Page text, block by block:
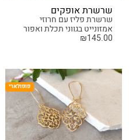
שרשרת אופקים
שרשרת פליז עם חרוזי
אמזונייט בגווני תכלת ואפור
₪145.00
פופולארי